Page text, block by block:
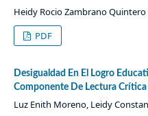
Heidy Rocio Zambrano Quintero
PDF
Desigualdad En El Logro
Componente De Lectura Crítica
Luz Enith Moreno, Leidy